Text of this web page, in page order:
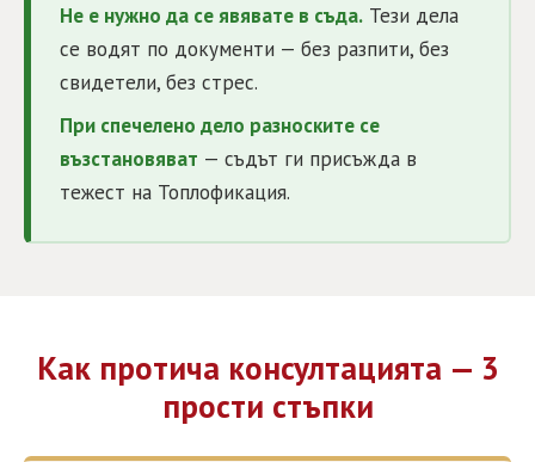
Не е нужно да се явявате в съда. Тези дела
се водят по документи — без разпити, без
свидетели, без стрес.
При спечелено дело разноските се
възстановяват — съдът ги присъжда в
тежест на Топлофикация.
Как протича консултацията — 3
прости стъпки